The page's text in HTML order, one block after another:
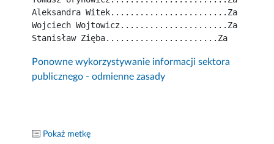
Aleksandra Witek........................Za
Wojciech Wojtowicz......................Za
Stanisław Zięba.......................Za
Ponowne wykorzystywanie informacji sektora
publicznego - odmienne zasady
Pokaż metkę